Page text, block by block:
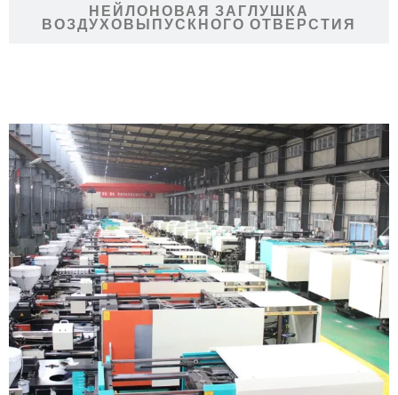
НЕЙЛОНОВАЯ ЗАГЛУШКА
ВОЗДУХОВЫПУСКНОГО ОТВЕРСТИЯ